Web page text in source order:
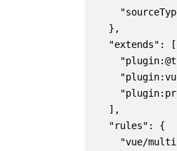
},
"extends": [
"plugin:vue/
],
"rules": {
"vue/multi-